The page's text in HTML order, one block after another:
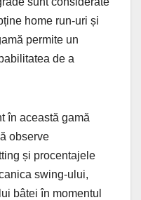
home run-uri și
permite un
de a
în această gamă
observe
și procentajele
swing-ului,
bâtei în momentul